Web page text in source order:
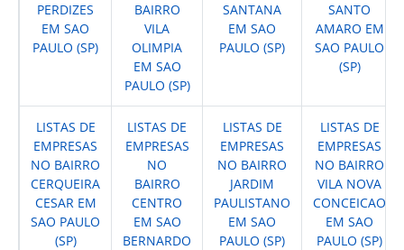
PERDIZES
EM SAO
PAULO (SP)
BAIRRO
VILA
OLIMPIA
EM SAO
PAULO (SP)
SANTANA
EM SAO
PAULO (SP)
SANTO
AMARO EM
SAO PAULO
(SP)
LISTAS DE
EMPRESAS
NO BAIRRO
CERQUEIRA
CESAR EM
SAO PAULO
(SP)
LISTAS DE
EMPRESAS
NO
BAIRRO
CENTRO
EM SAO
BERNARDO
LISTAS DE
EMPRESAS
NO BAIRRO
JARDIM
PAULISTANO
EM SAO
PAULO (SP)
LISTAS DE
EMPRESAS
NO BAIRRO
VILA NOVA
CONCEICAO
EM SAO
PAULO (SP)